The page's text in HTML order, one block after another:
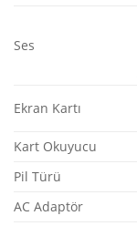
Ses
Ekran Kartı
Kart Okuyucu
Pil Türü
AC Adaptör